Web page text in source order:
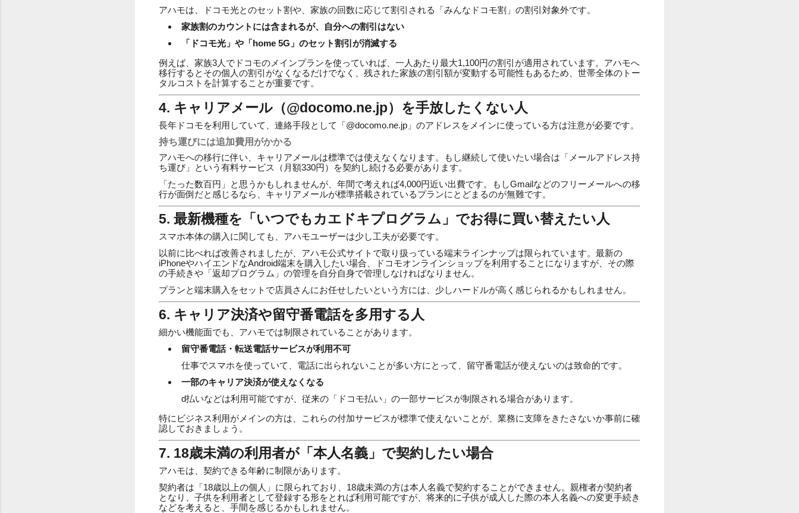
アハモは、ドコモ光とのセット割や、家族の回数に応じて割引される「みんなドコモ割」の割引対象外です。
家族割のカウントには含まれるが、自分への割引はない
「ドコモ光」や「home 5G」のセット割引が消滅する
例えば、家族3人でドコモのメインプランを使っていれば、一人あたり最大1,100円の割引が適用されています。アハモへ
移行するとその個人の割引がなくなるだけでなく、残された家族の割引額が変動する可能性もあるため、世帯全体のトー
タルコストを計算することが重要です。
4. キャリアメール（@docomo.ne.jp）を手放したくない人
長年ドコモを利用していて、連絡手段として「@docomo.ne.jp」のアドレスをメインに使っている方は注意が必要です。
持ち運びには追加費用がかかる
アハモへの移行に伴い、キャリアメールは標準では使えなくなります。もし継続して使いたい場合は「メールアドレス持
ち運び」という有料サービス（月額330円）を契約し続ける必要があります。
「たった数百円」と思うかもしれませんが、年間で考えれば4,000円近い出費です。もしGmailなどのフリーメールへの移
行が面倒だと感じるなら、キャリアメールが標準搭載されているプランにとどまるのが無難です。
5. 最新機種を「いつでもカエドキプログラム」でお得に買い替えたい人
スマホ本体の購入に関しても、アハモユーザーは少し工夫が必要です。
以前に比べれば改善されましたが、アハモ公式サイトで取り扱っている端末ラインナップは限られています。最新の
iPhoneやハイエンドなAndroid端末を購入したい場合、ドコモオンラインショップを利用することになりますが、その際
の手続きや「返却プログラム」の管理を自分自身で管理しなければなりません。
プランと端末購入をセットで店員さんにお任せしたいという方には、少しハードルが高く感じられるかもしれません。
6. キャリア決済や留守番電話を多用する人
細かい機能面でも、アハモでは制限されていることがあります。
留守番電話・転送電話サービスが利用不可
仕事でスマホを使っていて、電話に出られないことが多い方にとって、留守番電話が使えないのは致命的です。
一部のキャリア決済が使えなくなる
d払いなどは利用可能ですが、従来の「ドコモ払い」の一部サービスが制限される場合があります。
特にビジネス利用がメインの方は、これらの付加サービスが標準で使えないことが、業務に支障をきたさないか事前に確
認しておきましょう。
7. 18歳未満の利用者が「本人名義」で契約したい場合
アハモは、契約できる年齢に制限があります。
契約者は「18歳以上の個人」に限られており、18歳未満の方は本人名義で契約することができません。親権者が契約者
となり、子供を利用者として登録する形をとれば利用可能ですが、将来的に子供が成人した際の本人名義への変更手続き
などを考えると、手間を感じるかもしれません。